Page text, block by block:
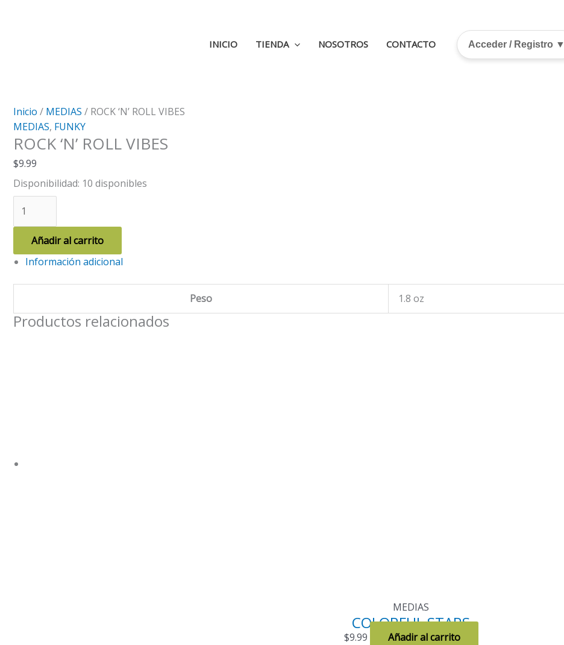
INICIO TIENDA NOSOTROS CONTACTO Acceder / Registro ▼
Inicio / MEDIAS / ROCK ‘N’ ROLL VIBES
MEDIAS, FUNKY
ROCK ‘N’ ROLL VIBES
$9.99
Disponibilidad: 10 disponibles
'N'
ROLL
VIBES
cantidad
Añadir al carrito
Información adicional
Peso 1.8 oz
Productos relacionados
MEDIAS
COLORFUL STARS
$9.99 Añadir al carrito